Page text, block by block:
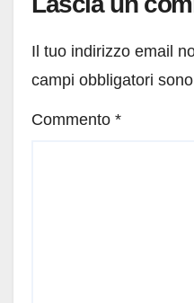
Il tuo indirizzo email
campi obbligatori
Commento *